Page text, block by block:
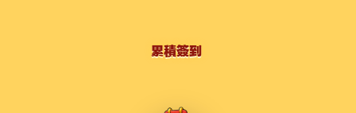
累積簽到